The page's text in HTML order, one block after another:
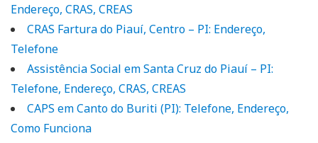
Endereço, CRAS, CREAS
CRAS Fartura do Piauí, Centro – PI: Endereço,
Telefone
Assistência Social em Santa Cruz do Piauí – PI:
Telefone, Endereço, CRAS, CREAS
CAPS em Canto do Buriti (PI): Telefone, Endereço,
Como Funciona